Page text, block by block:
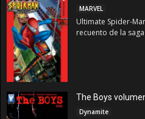
MARVEL
Ultimate Spider-
recuento de la
The Boys
Dynamite